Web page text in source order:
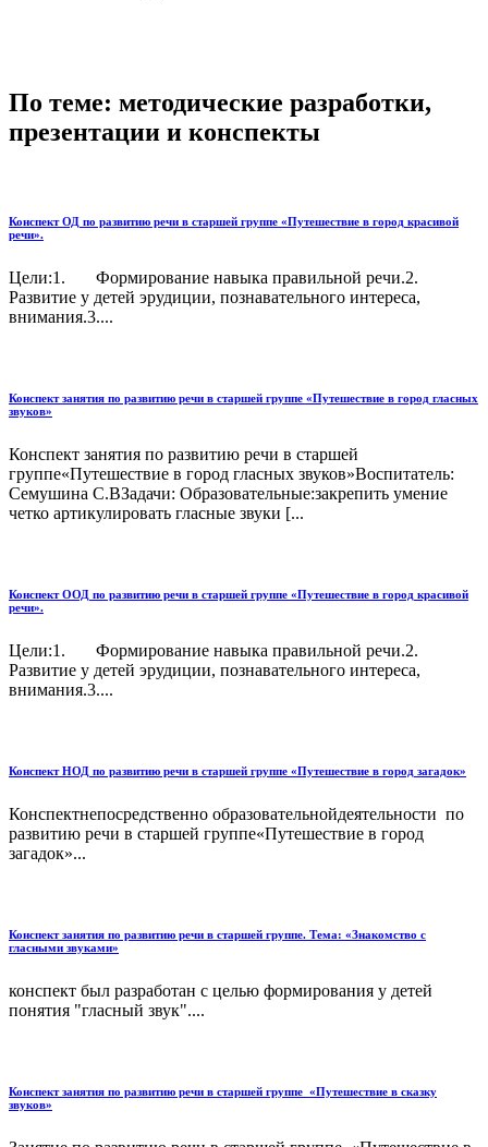
По теме: методические разработки,
презентации и конспекты
Конспект ОД по развитию речи в старшей группе «Путешествие в город красивой
речи».
Цели:1. Формирование навыка правильной речи.2.
Развитие у детей эрудиции, познавательного интереса,
внимания.3....
Конспект занятия по развитию речи в старшей группе «Путешествие в город гласных
звуков»
Конспект занятия по развитию речи в старшей
группе«Путешествие в город гласных звуков»Воспитатель:
Семушина С.ВЗадачи: Образовательные:закрепить умение
четко артикулировать гласные звуки [...
Конспект ООД по развитию речи в старшей группе «Путешествие в город красивой
речи».
Цели:1. Формирование навыка правильной речи.2.
Развитие у детей эрудиции, познавательного интереса,
внимания.3....
Конспект НОД по развитию речи в старшей группе «Путешествие в город загадок»
Конспектнепосредственно образовательнойдеятельности по
развитию речи в старшей группе«Путешествие в город
загадок»...
Конспект занятия по развитию речи в старшей группе. Тема: «Знакомство с
гласными звуками»
конспект был разработан с целью формирования у детей
понятия "гласный звук"....
Конспект занятия по развитию речи в старшей группе «Путешествие в сказку
звуков»